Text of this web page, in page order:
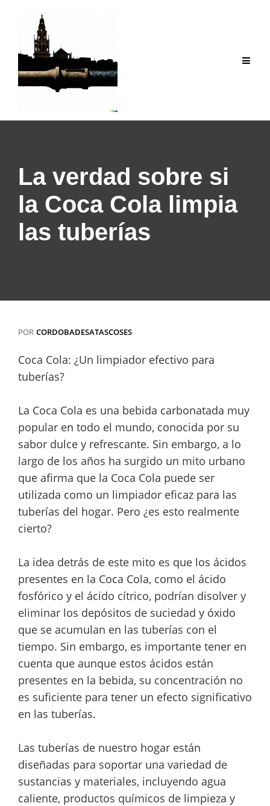
contenido
La verdad sobre si
la Coca Cola limpia
las tuberías
POR CORDOBADESATASCOSES
Coca Cola: ¿Un limpiador efectivo para
tuberías?
La Coca Cola es una bebida carbonatada muy
popular en todo el mundo, conocida por su
sabor dulce y refrescante. Sin embargo, a lo
largo de los años ha surgido un mito urbano
que afirma que la Coca Cola puede ser
utilizada como un limpiador eficaz para las
tuberías del hogar. Pero ¿es esto realmente
cierto?
La idea detrás de este mito es que los ácidos
presentes en la Coca Cola, como el ácido
fosfórico y el ácido cítrico, podrían disolver y
eliminar los depósitos de suciedad y óxido
que se acumulan en las tuberías con el
tiempo. Sin embargo, es importante tener en
cuenta que aunque estos ácidos están
presentes en la bebida, su concentración no
es suficiente para tener un efecto significativo
en las tuberías.
Las tuberías de nuestro hogar están
diseñadas para soportar una variedad de
sustancias y materiales, incluyendo agua
caliente, productos químicos de limpieza y